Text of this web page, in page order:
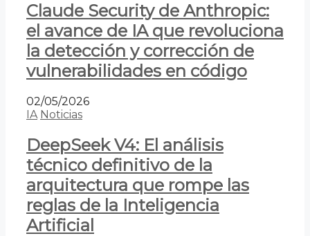
Claude Security de Anthropic:
el avance de IA que revoluciona
la detección y corrección de
vulnerabilidades en código
02/05/2026
IA Noticias
DeepSeek V4: El análisis
técnico definitivo de la
arquitectura que rompe las
reglas de la Inteligencia
Artificial